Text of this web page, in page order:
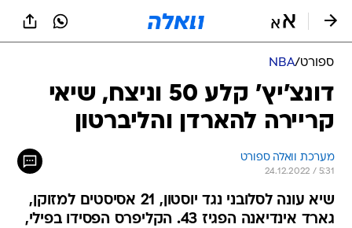
ספורט/
NBA
דונצ'יץ' קלע 50 וניצח, שיאי
קריירה להארדן והליברטון
מערכת וואלה ספורט
24.12.2022 / 5:31
שיא עונה לסלובני נגד יוסטון, 21 אסיסטים למזוקן,
גארד אינדיאנה הפגיז 43. הקליפרס הפסידו בפילי,